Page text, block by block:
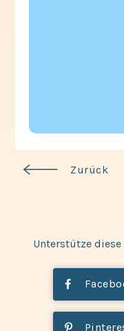
Zurück
Unterstütze